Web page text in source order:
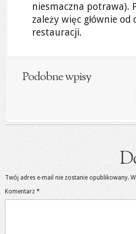
niesmaczna potrawa).
zależy więc głównie
restauracji.
Podobne wpisy
Twój adres e-mail nie zostanie opublikowany.
Komentarz *